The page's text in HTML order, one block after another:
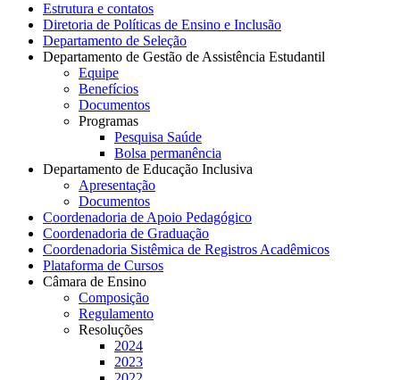
Estrutura e contatos
Diretoria de Políticas de Ensino e Inclusão
Departamento de Seleção
Departamento de Gestão de Assistência Estudantil
Equipe
Benefícios
Documentos
Programas
Pesquisa Saúde
Bolsa permanência
Departamento de Educação Inclusiva
Apresentação
Documentos
Coordenadoria de Apoio Pedagógico
Coordenadoria de Graduação
Coordenadoria Sistêmica de Registros Acadêmicos
Plataforma de Cursos
Câmara de Ensino
Composição
Regulamento
Resoluções
2024
2023